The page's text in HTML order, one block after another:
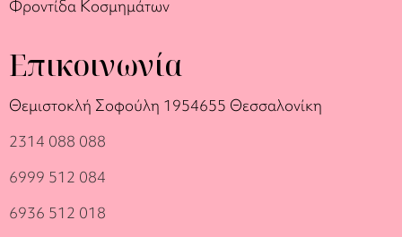
Φροντίδα Κοσμημάτων
Επικοινωνία
Θεμιστοκλή Σοφούλη 1954655 Θεσσαλονίκη
2314 088 088
6999 512 084
6936 512 018